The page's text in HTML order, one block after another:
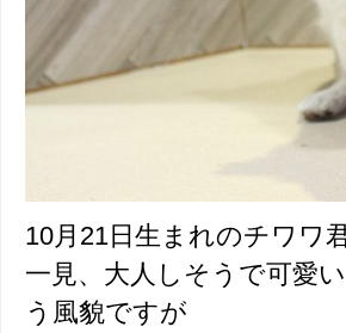
10月21日生まれのチワワ
一見、大人しそうで可愛
う風貌ですが